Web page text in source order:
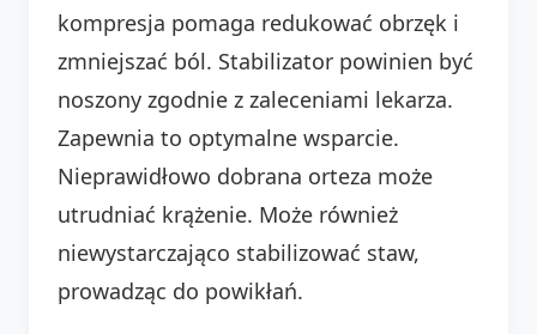
kompresja pomaga redukować obrzęk i
zmniejszać ból. Stabilizator powinien być
noszony zgodnie z zaleceniami lekarza.
Zapewnia to optymalne wsparcie.
Nieprawidłowo dobrana orteza może
utrudniać krążenie. Może również
niewystarczająco stabilizować staw,
prowadząc do powikłań.